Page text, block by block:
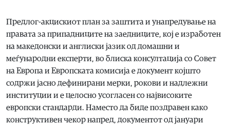
Предлог-акцискиот план за заштита и унапредување на
правата за припадниците на заедниците, кој е изработен
на македонски и англиски јазик од домашни и
меѓународни експерти, во блиска консултација со Совет
на Европа и Европската комисија е документ којшто
содржи јасно дефинирани мерки, рокови и надлежни
институции и е целосно усогласен со највисоките
европски стандарди. Наместо да биде поздравен како
конструктивен чекор напред, документот од јануари